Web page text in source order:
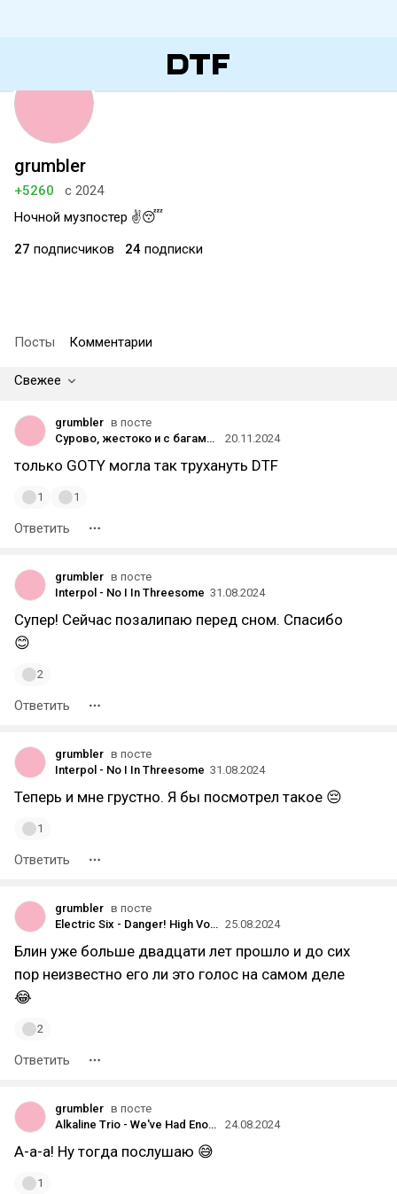
grumbler
+5260
с 2024
Ночной музпостер ✌😴
27 подписчиков 24 подписки
Посты Комментарии
Свежее
grumbler в посте
Сурово, жестоко и с багами: главное из обзоров S.T.A.L.K.E.R. 2 — у игры 76 баллов из 100 на Metacritic
20.11.2024
только GOTY могла так трухануть DTF
1 1
Ответить
grumbler в посте
Interpol - No I In Threesome 31.08.2024
Супер! Сейчас позалипаю перед сном. Спасибо
😊
2
Ответить
grumbler в посте
Interpol - No I In Threesome 31.08.2024
Теперь и мне грустно. Я бы посмотрел такое 😔
1
Ответить
grumbler в посте
Electric Six - Danger! High Voltage 25.08.2024
Блин уже больше двадцати лет прошло и до сих
пор неизвестно его ли это голос на самом деле
😂
2
Ответить
grumbler в посте
Alkaline Trio - We've Had Enough
24.08.2024
А-а-а! Ну тогда послушаю 😅
1